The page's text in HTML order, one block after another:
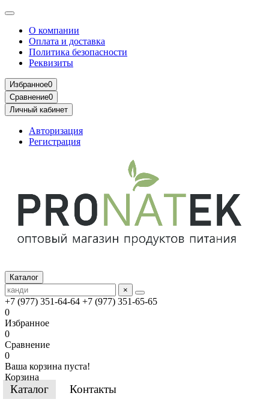
О компании
Оплата и доставка
Политика безопасности
Реквизиты
Избранное0
Сравнение0
Личный кабинет
Авторизация
Регистрация
Каталог
×
+7 (977) 351-64-64 +7 (977) 351-65-65
0
Избранное
0
Сравнение
0
Ваша корзина пуста!
Корзина
Каталог Контакты